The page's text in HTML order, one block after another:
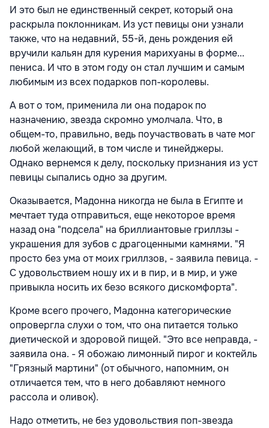
И это был не единственный секрет, который она
раскрыла поклонникам. Из уст певицы они узнали
также, что на недавний, 55-й, день рождения ей
вручили кальян для курения марихуаны в форме...
пениса. И что в этом году он стал лучшим и самым
любимым из всех подарков поп-королевы.
А вот о том, применила ли она подарок по
назначению, звезда скромно умолчала. Что, в
общем-то, правильно, ведь поучаствовать в чате мог
любой желающий, в том числе и тинейджеры.
Однако вернемся к делу, поскольку признания из уст
певицы сыпались одно за другим.
Оказывается, Мадонна никогда не была в Египте и
мечтает туда отправиться, еще некоторое время
назад она "подсела" на бриллиантовые гриллзы -
украшения для зубов с драгоценными камнями. "Я
просто без ума от моих гриллзов, - заявила певица. -
С удовольствием ношу их и в пир, и в мир, и уже
привыкла носить их безо всякого дискомфорта".
Кроме всего прочего, Мадонна категорические
опровергла слухи о том, что она питается только
диетической и здоровой пищей. "Это все неправда, -
заявила она. - Я обожаю лимонный пирог и коктейль
"Грязный мартини" (от обычного, напомним, он
отличается тем, что в него добавляют немного
рассола и оливок).
Надо отметить, не без удовольствия поп-звезда